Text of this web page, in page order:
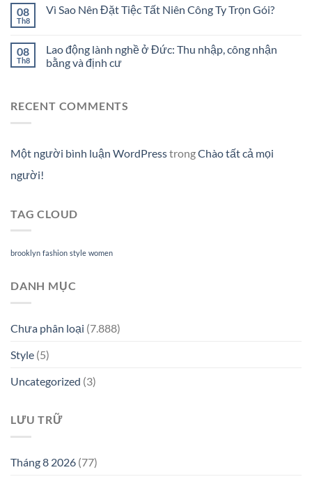
08
Th8
Vì Sao Nên Đặt Tiệc Tất Niên Công Ty Trọn Gói?
08
Th8
Lao động lành nghề ở Đức: Thu nhập, công nhận
bằng và định cư
RECENT COMMENTS
Một người bình luận WordPresstrongChào tất cả mọi
người!
TAG CLOUD
brooklyn fashion style women
DANH MỤC
Chưa phân loại (7.888)
Style (5)
Uncategorized (3)
LƯU TRỮ
Tháng 8 2026 (77)